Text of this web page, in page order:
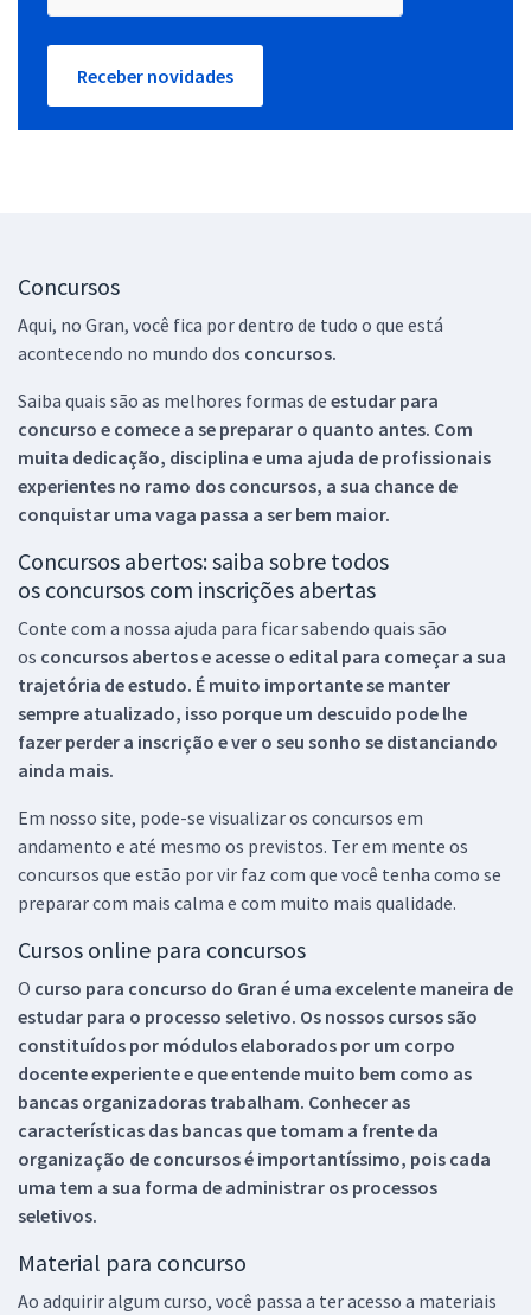
Receber novidades
Concursos
Aqui, no Gran, você fica por dentro de tudo o que está
acontecendo no mundo dos concursos.
Saiba quais são as melhores formas de estudar para
concurso e comece a se preparar o quanto antes. Com
muita dedicação, disciplina e uma ajuda de profissionais
experientes no ramo dos concursos, a sua chance de
conquistar uma vaga passa a ser bem maior.
Concursos abertos: saiba sobre todos
os concursos com inscrições abertas
Conte com a nossa ajuda para ficar sabendo quais são
os concursos abertos e acesse o edital para começar a sua
trajetória de estudo. É muito importante se manter
sempre atualizado, isso porque um descuido pode lhe
fazer perder a inscrição e ver o seu sonho se distanciando
ainda mais.
Em nosso site, pode-se visualizar os concursos em
andamento e até mesmo os previstos. Ter em mente os
concursos que estão por vir faz com que você tenha como se
preparar com mais calma e com muito mais qualidade.
Cursos online para concursos
O curso para concurso do Gran é uma excelente maneira de
estudar para o processo seletivo. Os nossos cursos são
constituídos por módulos elaborados por um corpo
docente experiente e que entende muito bem como as
bancas organizadoras trabalham. Conhecer as
características das bancas que tomam a frente da
organização de concursos é importantíssimo, pois cada
uma tem a sua forma de administrar os processos
seletivos.
Material para concurso
Ao adquirir algum curso, você passa a ter acesso a materiais